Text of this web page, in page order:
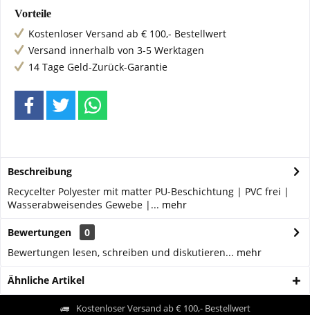
Vorteile
Kostenloser Versand ab € 100,- Bestellwert
Versand innerhalb von 3-5 Werktagen
14 Tage Geld-Zurück-Garantie
Beschreibung
Recycelter Polyester mit matter PU-Beschichtung | PVC frei |
Wasserabweisendes Gewebe |... mehr
Bewertungen
0
Bewertungen lesen, schreiben und diskutieren... mehr
Ähnliche Artikel
Kostenloser Versand ab € 100,- Bestellwert